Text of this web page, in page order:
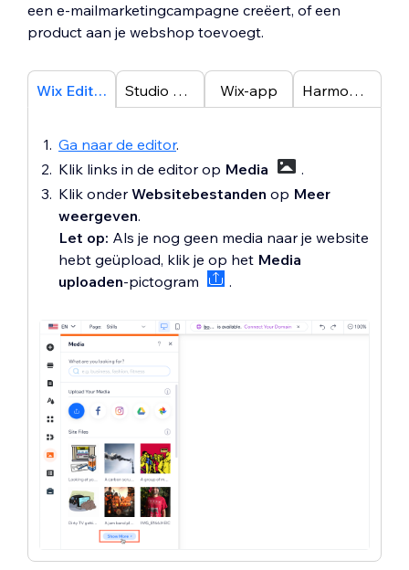
een e-mailmarketingcampagne creëert, of een
product aan je webshop toevoegt.
Wix Editor Studio Editor Wix-app Harmony-editor
Ga naar de editor.
Klik links in de editor op Media
.
Klik onderWebsitebestanden op Meer
weergeven.
Let op: Als je nog geen media naar je website
hebt geüpload, klik je op het Media
uploaden-pictogram .